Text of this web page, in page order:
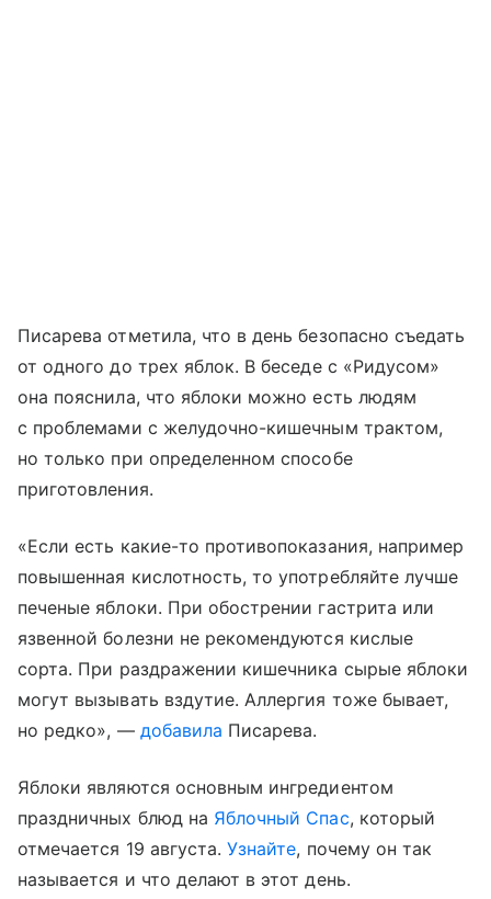
Писарева отметила, что в день безопасно съедать
от одного до трех яблок. В беседе с «Ридусом»
она пояснила, что яблоки можно есть людям
с проблемами с желудочно-кишечным трактом,
но только при определенном способе
приготовления.
«Если есть какие-то противопоказания, например
повышенная кислотность, то употребляйте лучше
печеные яблоки. При обострении гастрита или
язвенной болезни не рекомендуются кислые
сорта. При раздражении кишечника сырые яблоки
могут вызывать вздутие. Аллергия тоже бывает,
но редко», — добавила Писарева.
Яблоки являются основным ингредиентом
праздничных блюд на Яблочный Спас, который
отмечается 19 августа.Узнайте, почему он так
называется и что делают в этот день.